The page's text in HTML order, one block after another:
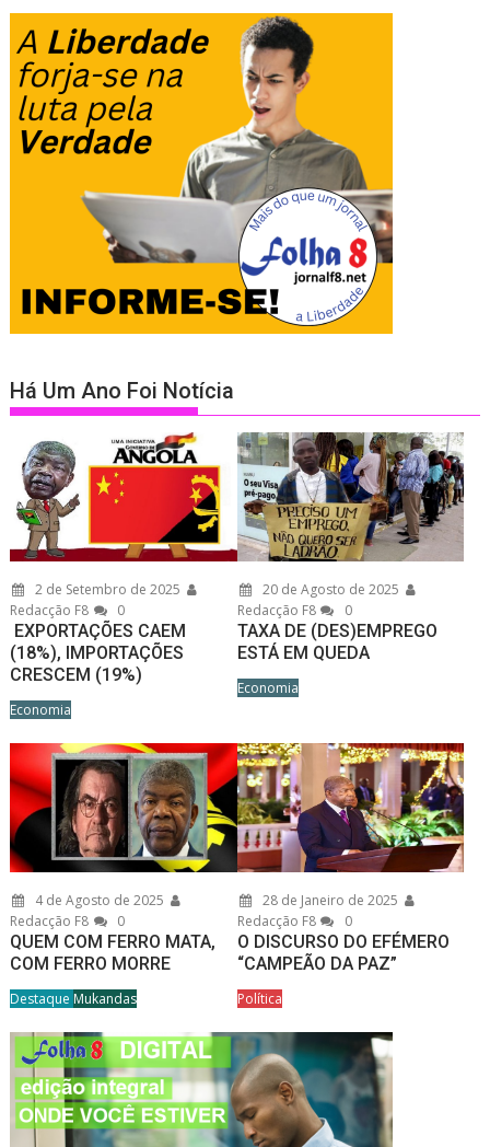
Há Um Ano Foi Notícia
2 de Setembro de 2025
Redacção F8
0
EXPORTAÇÕES CAEM
(18%), IMPORTAÇÕES
CRESCEM (19%)
Economia
20 de Agosto de 2025
Redacção F8
0
TAXA DE (DES)EMPREGO
ESTÁ EM QUEDA
Economia
4 de Agosto de 2025
Redacção F8
0
QUEM COM FERRO MATA,
COM FERRO MORRE
Destaque Mukandas
28 de Janeiro de 2025
Redacção F8
0
O DISCURSO DO EFÉMERO
“CAMPEÃO DA PAZ”
Política